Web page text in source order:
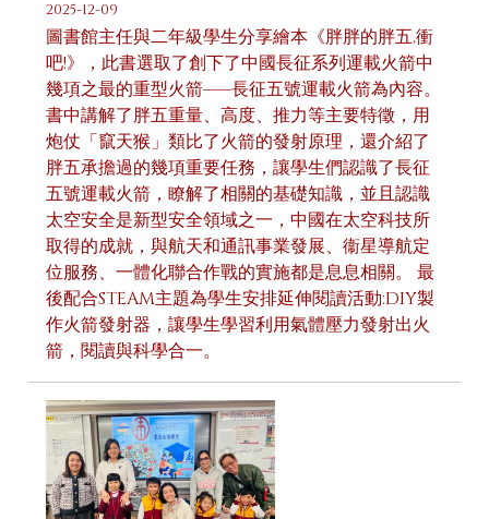
2025-12-09
圖書館主任與二年級學生分享繪本《胖胖的胖五,衝
吧!》，此書選取了創下了中國長征系列運載火箭中
幾項之最的重型火箭——長征五號運載火箭為內容。
書中講解了胖五重量、高度、推力等主要特徵，用
炮仗「竄天猴」類比了火箭的發射原理，還介紹了
胖五承擔過的幾項重要任務，讓學生們認識了長征
五號運載火箭，瞭解了相關的基礎知識，並且認識
太空安全是新型安全領域之一，中國在太空科技所
取得的成就，與航天和通訊事業發展、衞星導航定
位服務、一體化聯合作戰的實施都是息息相關。 最
後配合STEAM主題為學生安排延伸閱讀活動:DIY製
作火箭發射器，讓學生學習利用氣體壓力發射出火
箭，閱讀與科學合一。